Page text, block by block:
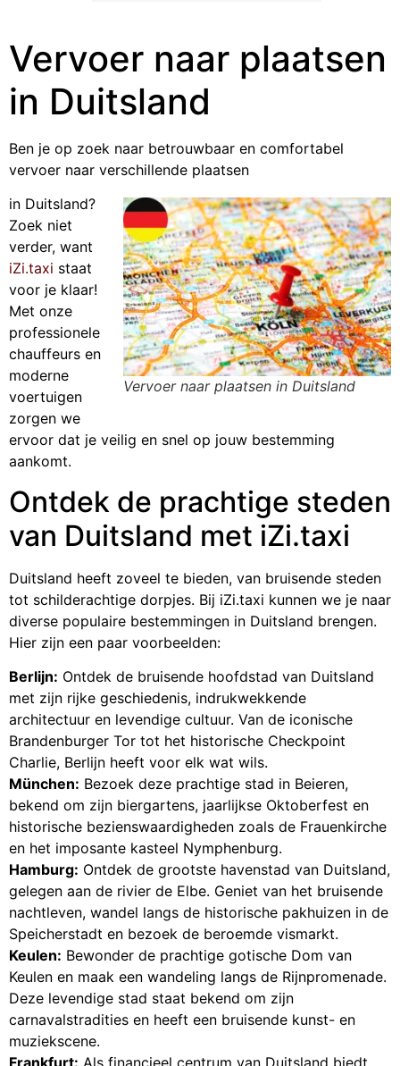
Vervoer naar plaatsen
in Duitsland
Ben je op zoek naar betrouwbaar en comfortabel
vervoer naar verschillende plaatsen
Vervoer naar plaatsen in Duitsland
in Duitsland?
Zoek niet
verder, want
iZi.taxi staat
voor je klaar!
Met onze
professionele
chauffeurs en
moderne
voertuigen
zorgen we
ervoor dat je veilig en snel op jouw bestemming
aankomt.
Ontdek de prachtige steden
van Duitsland met iZi.taxi
Duitsland heeft zoveel te bieden, van bruisende steden
tot schilderachtige dorpjes. Bij iZi.taxi kunnen we je naar
diverse populaire bestemmingen in Duitsland brengen.
Hier zijn een paar voorbeelden:
Berlijn: Ontdek de bruisende hoofdstad van Duitsland
met zijn rijke geschiedenis, indrukwekkende
architectuur en levendige cultuur. Van de iconische
Brandenburger Tor tot het historische Checkpoint
Charlie, Berlijn heeft voor elk wat wils.
München: Bezoek deze prachtige stad in Beieren,
bekend om zijn biergartens, jaarlijkse Oktoberfest en
historische bezienswaardigheden zoals de Frauenkirche
en het imposante kasteel Nymphenburg.
Hamburg: Ontdek de grootste havenstad van Duitsland,
gelegen aan de rivier de Elbe. Geniet van het bruisende
nachtleven, wandel langs de historische pakhuizen in de
Speicherstadt en bezoek de beroemde vismarkt.
Keulen: Bewonder de prachtige gotische Dom van
Keulen en maak een wandeling langs de Rijnpromenade.
Deze levendige stad staat bekend om zijn
carnavalstradities en heeft een bruisende kunst- en
muziekscene.